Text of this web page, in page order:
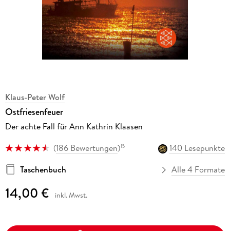
Klaus-Peter Wolf
Ostfriesenfeuer
Der achte Fall für Ann Kathrin Klaasen
(186 Bewertungen)15
140 Lesepunkte
Taschenbuch
Alle 4 Formate
14,00 € inkl. Mwst.